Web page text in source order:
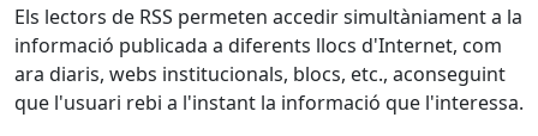
Els lectors de RSS permeten accedir simultàniament a la
informació publicada a diferents llocs d'Internet, com
ara diaris, webs institucionals, blocs, etc., aconseguint
que l'usuari rebi a l'instant la informació que l'interessa.